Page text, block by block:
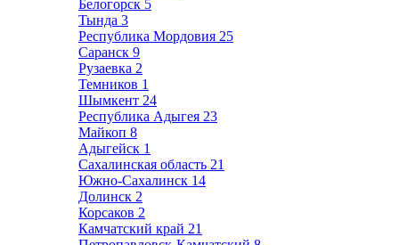
Белогорск 5
Тында 3
Республика Мордовия 25
Саранск 9
Рузаевка 2
Темников 1
Шымкент 24
Республика Адыгея 23
Майкоп 8
Адыгейск 1
Сахалинская область 21
Южно-Сахалинск 14
Долинск 2
Корсаков 2
Камчатский край 21